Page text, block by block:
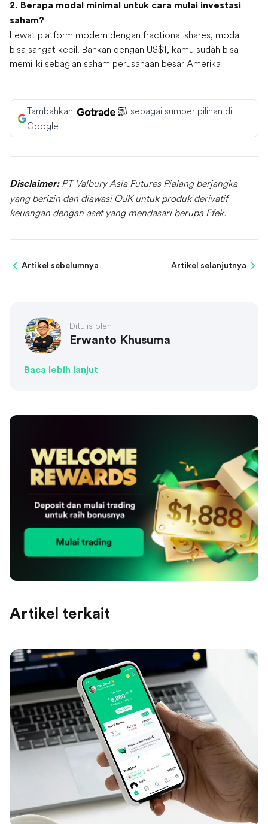
2. Berapa modal minimal untuk cara mulai investasi
saham?
Lewat platform modern dengan fractional shares, modal
bisa sangat kecil. Bahkan dengan US$1, kamu sudah bisa
memiliki sebagian saham perusahaan besar Amerika
Tambahkan
sebagai sumber pilihan di
Google
Disclaimer: PT Valbury Asia Futures Pialang berjangka
yang berizin dan diawasi OJK untuk produk derivatif
keuangan dengan aset yang mendasari berupa Efek.
Artikel sebelumnya Artikel selanjutnya
Ditulis oleh
Erwanto Khusuma
Baca lebih lanjut
Artikel terkait